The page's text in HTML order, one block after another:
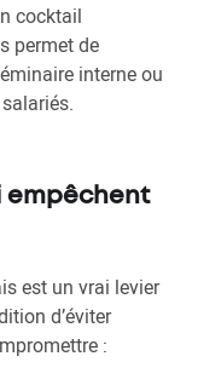
cocktail
permet de
interne ou
empêchent
est un vrai levier
d’éviter
: